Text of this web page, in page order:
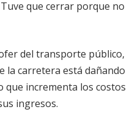
que cerrar porque no
del transporte público,
la carretera está dañando
que incrementa los costos
ingresos.